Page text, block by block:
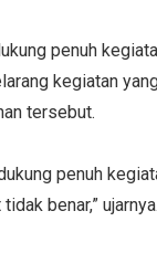
penuh
kegiatan
tersebut.
penuh
benar,” ujarnya.